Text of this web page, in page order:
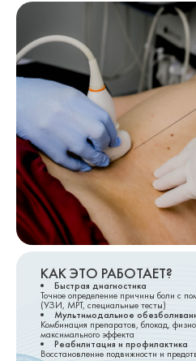
КАК ЭТО РАБОТАЕТ?
Быстрая диагностика
Точное определение причины боли с
(УЗИ, МРТ, специальные тесты)
Мультимодальное
Комбинация препаратов, блокад,
максимального эффекта
Реабилитация и профилактика
Восстановление подвижности и